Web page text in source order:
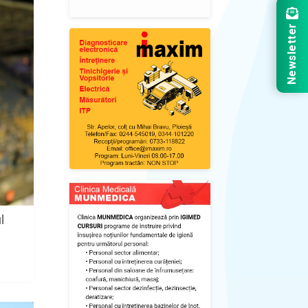
Newsletter